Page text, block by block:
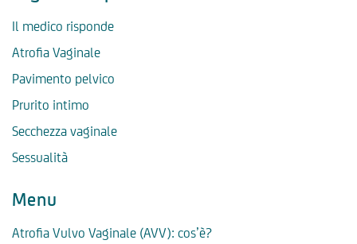
Il medico risponde
Atrofia Vaginale
Pavimento pelvico
Prurito intimo
Secchezza vaginale
Sessualità
Menu
Atrofia Vulvo Vaginale (AVV): cos’è?